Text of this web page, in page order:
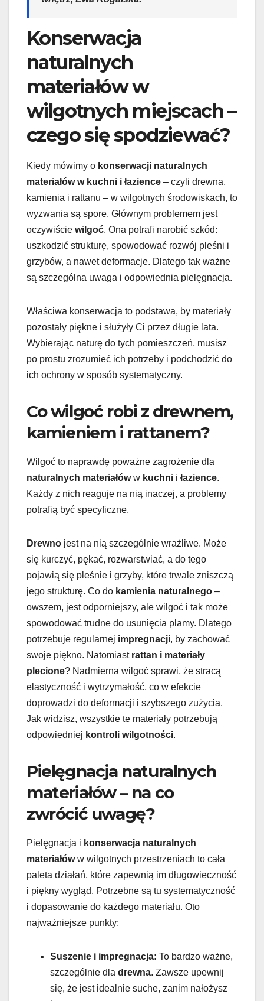
Konserwacja
naturalnych
materiałów w
wilgotnych miejscach –
czego się spodziewać?
Kiedy mówimy o konserwacji naturalnych
materiałów w kuchni i łazience – czyli drewna,
kamienia i rattanu – w wilgotnych środowiskach, to
wyzwania są spore. Głównym problemem jest
oczywiście wilgoć. Ona potrafi narobić szkód:
uszkodzić strukturę, spowodować rozwój pleśni i
grzybów, a nawet deformacje. Dlatego tak ważne
są szczególna uwaga i odpowiednia pielęgnacja.
Właściwa konserwacja to podstawa, by materiały
pozostały piękne i służyły Ci przez długie lata.
Wybierając naturę do tych pomieszczeń, musisz
po prostu zrozumieć ich potrzeby i podchodzić do
ich ochrony w sposób systematyczny.
Co wilgoć robi z drewnem,
kamieniem i rattanem?
Wilgoć to naprawdę poważne zagrożenie dla
naturalnych materiałóww kuchni i łazience.
Każdy z nich reaguje na nią inaczej, a problemy
potrafią być specyficzne.
Drewno jest na nią szczególnie wrażliwe. Może
się kurczyć, pękać, rozwarstwiać, a do tego
pojawią się pleśnie i grzyby, które trwale zniszczą
jego strukturę. Co do kamienia naturalnego –
owszem, jest odporniejszy, ale wilgoć i tak może
spowodować trudne do usunięcia plamy. Dlatego
potrzebuje regularnej impregnacji, by zachować
swoje piękno. Natomiast rattan i materiały
plecione? Nadmierna wilgoć sprawi, że stracą
elastyczność i wytrzymałość, co w efekcie
doprowadzi do deformacji i szybszego zużycia.
Jak widzisz, wszystkie te materiały potrzebują
odpowiedniej kontroli wilgotności.
Pielęgnacja naturalnych
materiałów – na co
zwrócić uwagę?
Pielęgnacja i konserwacja naturalnych
materiałóww wilgotnych przestrzeniach to cała
paleta działań, które zapewnią im długowieczność
i piękny wygląd. Potrzebne są tu systematyczność
i dopasowanie do każdego materiału. Oto
najważniejsze punkty:
Suszenie i impregnacja: To bardzo ważne,
szczególnie dla drewna. Zawsze upewnij
się, że jest idealnie suche, zanim nałożysz